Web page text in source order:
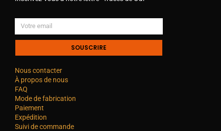
SOUSCRIRE
Nous contacter
À propos de nous
FAQ
Mode de fabrication
Paiement
Expédition
Suivi de commande